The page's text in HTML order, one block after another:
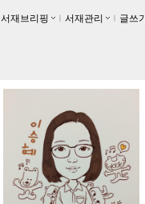
서재브리핑 ｌ 서재관리 ｌ 글쓰기